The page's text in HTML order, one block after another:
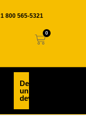
1 800 565-5321
0
Demander
un
devis